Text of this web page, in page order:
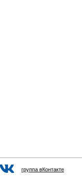
группа вКонтакте